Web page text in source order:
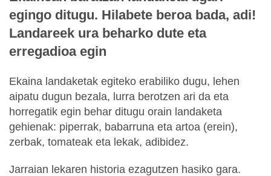
egingo ditugu. Hilabete beroa bada, adi!
Landareek ura beharko dute eta
erregadioa egin
Ekaina landaketak egiteko erabiliko dugu, lehen
aipatu dugun bezala, lurra berotzen ari da eta
horregatik egin behar ditugu orain landaketa
gehienak: piperrak, babarruna eta artoa (erein),
zerbak, tomateak eta lekak, adibidez.
Jarraian lekaren historia ezagutzen hasiko gara.